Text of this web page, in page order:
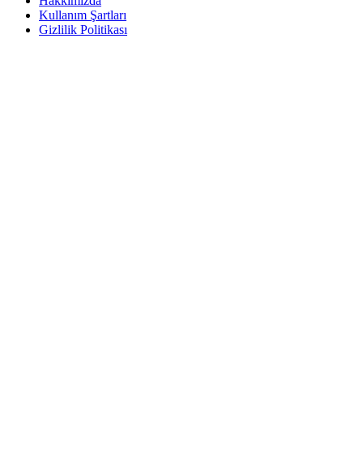
Kullanım Şartları
Gizlilik Politikası